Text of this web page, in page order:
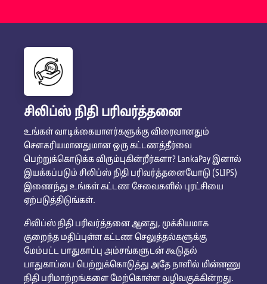
சிலிப்ஸ் நிதி பரிவர்த்தனை
உங்கள் வாடிக்கையாளர்களுக்கு விரைவானதும்
சௌகரியமானதுமான ஒரு கட்டணத்தீர்வை
பெற்றுக்கொடுக்க விரும்புகின்றீர்களா? LankaPay இனால்
இயக்கப்படும் சிலிப்ஸ் நிதி பரிவர்த்தனையோடு (SLIPS)
இணைந்து உங்கள் கட்டண சேவைகளில் புரட்சியை
ஏற்படுத்திடுங்கள்.
சிலிப்ஸ் நிதி பரிவர்த்தனை ஆனது, முக்கியமாக
குறைந்த மதிப்புள்ள கட்டண செலுத்தல்களுக்கு
மேம்பட்ட பாதுகாப்பு அம்சங்களுடன் கூடுதல்
பாதுகாப்பை பெற்றுக்கொடுத்து அதே நாளில் மின்னணு
நிதி பரிமாற்றங்களை மேற்கொள்ள வழிவகுக்கின்றது.